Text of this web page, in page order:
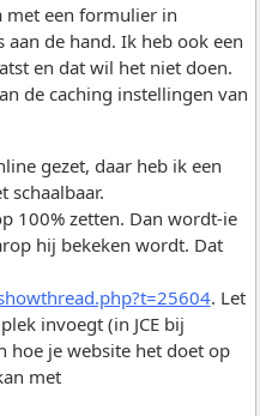
met een formulier in
de hand. Ik heb ook een
en dat wil het niet doen.
de caching instellingen van
gezet, daar heb ik een
schaalbaar.
100% zetten. Dan wordt-ie
hij bekeken wordt. Dat
. Let
invoegt (in JCE bij
hoe je website het doet op
met